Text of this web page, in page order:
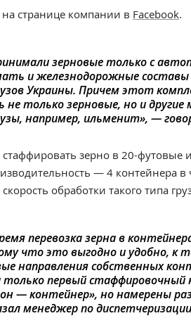
странице компании в Facebook.
зерновые только с
и железнодорожные составы
Украины. Причем этот
только зерновые, но и другие
например, ильменит», —
стаффировать зерно в 20-футовые
— 4 контейнера в
обработки такого типа
перевозка зерна в
что это выгодно и удобно, к
направления собственных
первый стаффировочный
— контейнер», но намерены
менеджер по